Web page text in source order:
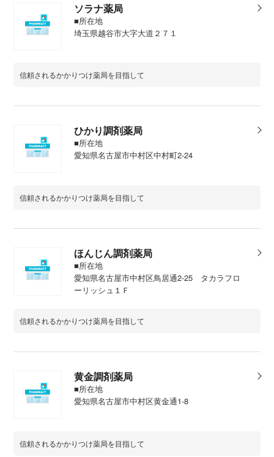
ソラナ薬局
■所在地
埼玉県越谷市大字大道２７１
信頼されるかかりつけ薬局を目指して
ひかり調剤薬局
■所在地
愛知県名古屋市中村区中村町2-24
信頼されるかかりつけ薬局を目指して
ほんじん調剤薬局
■所在地
愛知県名古屋市中村区鳥居通2-25 タカラフロ
ーリッシュ１Ｆ
信頼されるかかりつけ薬局を目指して
黄金調剤薬局
■所在地
愛知県名古屋市中村区黄金通1-8
信頼されるかかりつけ薬局を目指して